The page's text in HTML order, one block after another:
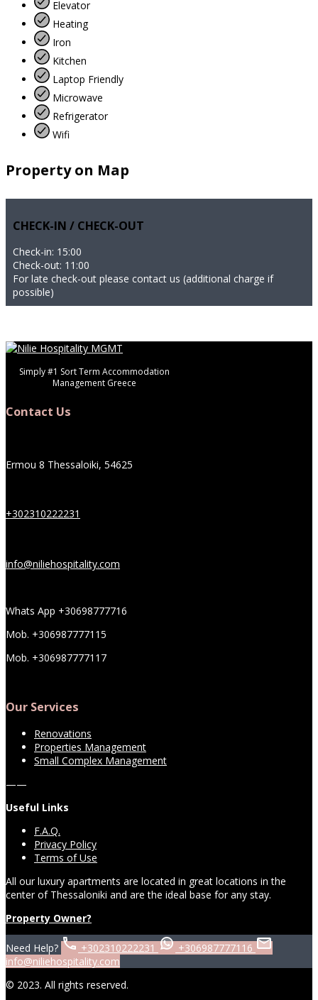
Elevator
Heating
Iron
Kitchen
Laptop Friendly
Microwave
Refrigerator
Wifi
Property on Map
CHECK-IN / CHECK-OUT
Check-in: 15:00
Check-out: 11:00
For late check-out please contact us (additional charge if
possible)
Simply #1 Sort Term Accommodation
Management Greece
Contact Us
Ermou 8 Thessaloiki, 54625
+302310222231
info@niliehospitality.com
Whats App +30698777716
Mob. +306987777115
Mob. +306987777117
Our Services
Renovations
Properties Management
Small Complex Management
——
Useful Links
F.A.Q.
Privacy Policy
Terms of Use
All our luxury apartments are located in great locations in the
center of Thessaloniki and are the ideal base for any stay.
Property Owner?
Need Help? +302310222231
+306987777116
info@niliehospitality.com
© 2023. All rights reserved.